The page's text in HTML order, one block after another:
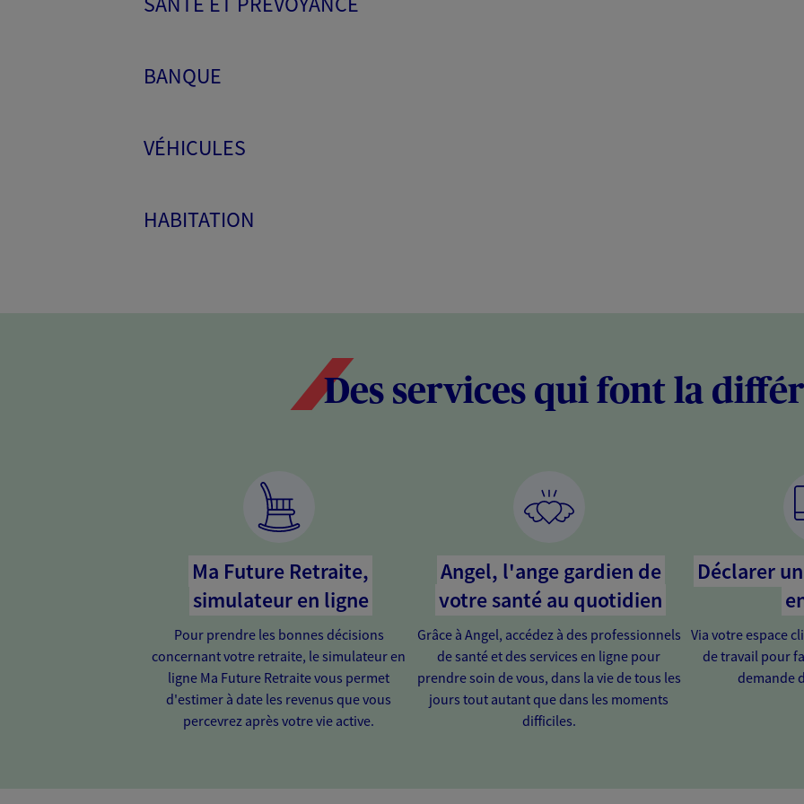
BANQUE
VÉHICULES
HABITATION
Des services qui font la
Ma Future Retraite,
simulateur en ligne
Pour prendre les bonnes décisions
concernant votre retraite, le simulateur en
ligne Ma Future Retraite vous permet
d'estimer à date les revenus que vous
percevrez après votre vie active.
Angel, l'ange gardien de
votre santé au quotidien
Grâce à Angel, accédez à des professionnels
de santé et des services en ligne pour
prendre soin de vous, dans la vie de tous les
jours tout autant que dans les moments
difficiles.
Déclarer
Via votre espace
de travail pour
demande